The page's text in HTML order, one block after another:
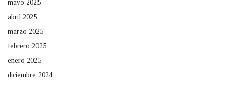
mayo 2025
abril 2025
marzo 2025
febrero 2025
enero 2025
diciembre 2024